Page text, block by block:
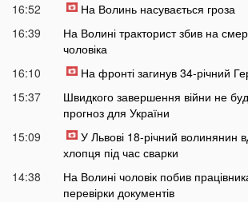
16:52
На Волинь насувається гроза
16:39
На Волині тракторист збив на
чоловіка
16:10
На фронті загинув 34-річний
15:37
Швидкого завершення війни не
прогноз для України
15:09
У Львові 18-річний волинянин
хлопця під час сварки
14:38
На Волині чоловік побив
перевірки документів